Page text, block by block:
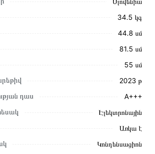
համար սեղմեք
սեղմեք
կոճակը:
զանգահարելով կայքում նշված
34.5 կգ
44.8 սմ
81.5 սմ
55 սմ
2023 թ
դաս A+++
Էլեկտրոնային
Առկա է
Կոնդենսացիոն